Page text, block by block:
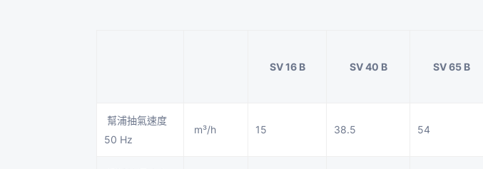
SV 16 B SV 40 B SV 65 B
幫浦抽氣速度
50 Hz
m³/h 15 38.5 54